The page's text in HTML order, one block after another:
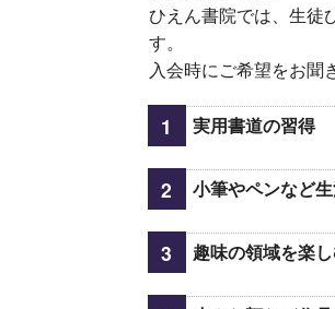
ひえん書院では、生徒
す。
入会時にご希望をお聞
実用書道の習得
小筆やペンなど
趣味の領域を楽